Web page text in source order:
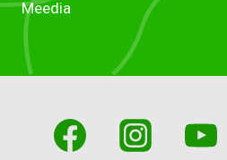
Meedia